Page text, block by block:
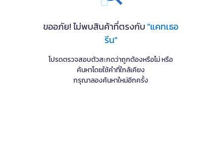
ขออภัย! ไม่พบสินค้าที่ตรงกับ"แคทเธอ
รีน"
โปรดตรวจสอบตัวสะกดว่าถูกต้องหรือไม่ หรือ
ค้นหาโดยใช้คำที่ใกล้เคียง
กรุณาลองค้นหาใหม่อีกครั้ง